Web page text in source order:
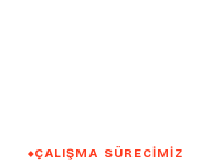
ÇALIŞMA SÜRECIMIZ